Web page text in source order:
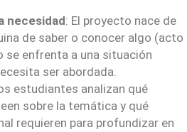
necesidad: El proyecto nace de
de saber o conocer algo (acto
se enfrenta a una situación
ser abordada.
estudiantes analizan qué
sobre la temática y qué
requieren para profundizar en